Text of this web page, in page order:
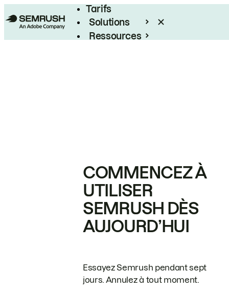
Tarifs
Solutions
Ressources
COMMENCEZ À
UTILISER
SEMRUSH DÈS
AUJOURD’HUI
Essayez Semrush pendant sept
jours. Annulez à tout moment.